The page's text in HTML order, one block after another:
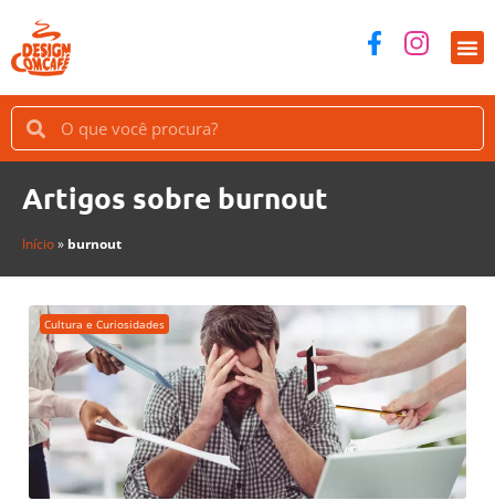
Artigos sobre burnout
Início» burnout
Cultura e Curiosidades